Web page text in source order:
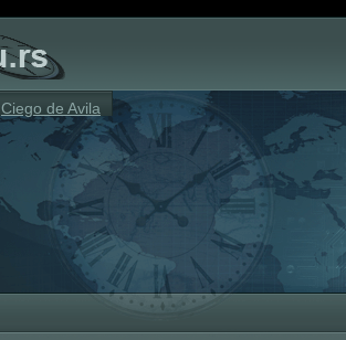
Ciego de Avila